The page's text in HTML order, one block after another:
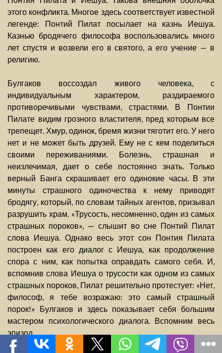
этого конфликта. Многое здесь соответствует известной
легенде: Понтий Пилат посылает на казнь Иешуа.
Казнью бродячего философа воспользовались много
лет спустя и возвели его в святого, а его учение — в
религию.
Булгаков воссоздал живого человека, с
индивидуальным характером, раздираемого
противоречивыми чувствами, страстями. В Понтии
Пилате видим грозного властителя, пред которым все
трепещет. Хмур, одинок, бремя жизни тяготит его. У него
нет и не может быть друзей. Ему не с кем поделиться
своими переживаниями. Болезнь, страшная и
неизлечимая, дает о себе постоянно знать. Только
верный Банга скрашивает его одинокие часы. В эти
минуты страшного одиночества к нему приводят
бродягу, который, по словам тайных агентов, призывал
разрушить храм. «Трусость, несомненно, один из самых
страшных пороков», — слышит во сне Понтий Пилат
слова Иешуа. Однако весь этот сон Понтия Пилата
построен как его диалог с Иешуа, как продолжение
спора с ним, как попытка оправдать самого себя. И,
вспомнив слова Иешуа о трусости как одном из самых
страшных пороков, Пилат решительно протестует: «Нет,
философ, я тебе возражаю: это самый страшный
порок!» Булгаков и здесь показывает себя большим
мастером психологического диалога. Вспомним весь
эпизод.